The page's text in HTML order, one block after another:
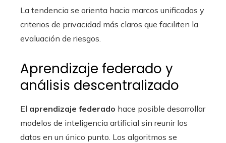
La tendencia se orienta hacia marcos unificados y
criterios de privacidad más claros que faciliten la
evaluación de riesgos.
Aprendizaje federado y
análisis descentralizado
El aprendizaje federado hace posible desarrollar
modelos de inteligencia artificial sin reunir los
datos en un único punto. Los algoritmos se